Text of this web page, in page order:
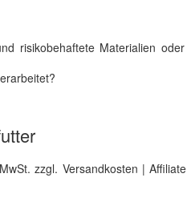
risikobehaftete Materialien oder
zzgl. Versandkosten | Affiliate